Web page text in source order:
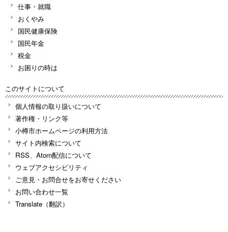
仕事・就職
おくやみ
国民健康保険
国民年金
税金
お困りの時は
このサイトについて
個人情報の取り扱いについて
著作権・リンク等
小樽市ホームページの利用方法
サイト内検索について
RSS、Atom配信について
ウェブアクセシビリティ
ご意見・お問合せをお寄せください
お問い合わせ一覧
Translate（翻訳）